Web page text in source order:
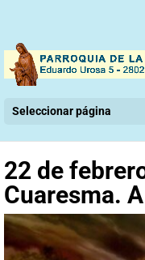
Seleccionar página
22 de
Cuaresma. A